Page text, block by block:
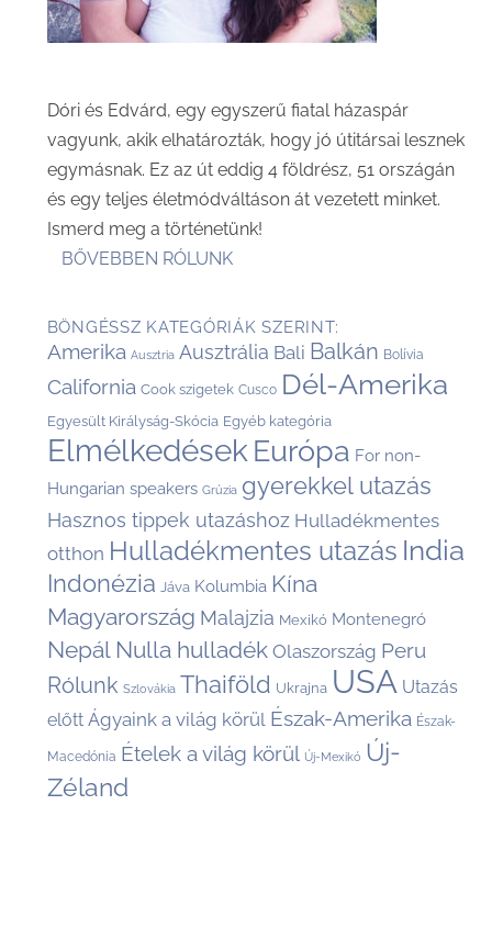
Dóri és Edvárd, egy egyszerű fiatal házaspár
vagyunk, akik elhatározták, hogy jó útitársai lesznek
egymásnak. Ez az út eddig 4 földrész, 51 országán
és egy teljes életmódváltáson át vezetett minket.
Ismerd meg a történetünk!
BŐVEBBEN RÓLUNK
BÖNGÉSSZ KATEGÓRIÁK SZERINT:
Amerika Ausztria Ausztrália Bali Balkán Bolívia
California Cook szigetek Cusco Dél-Amerika
Egyesült Királyság-Skócia Egyéb kategória
Elmélkedések Európa For non-
Hungarian speakers Grúzia gyerekkel utazás
Hasznos tippek utazáshoz Hulladékmentes
otthon Hulladékmentes utazás India
Indonézia Jáva Kolumbia Kína
Magyarország Malajzia Mexikó Montenegró
Nepál Nulla hulladék Olaszország Peru
Rólunk Szlovákia Thaiföld Ukrajna USA Utazás
előtt Ágyaink a világ körül Észak-Amerika Észak-
Macedónia Ételek a világ körül Új-Mexikó Új-
Zéland